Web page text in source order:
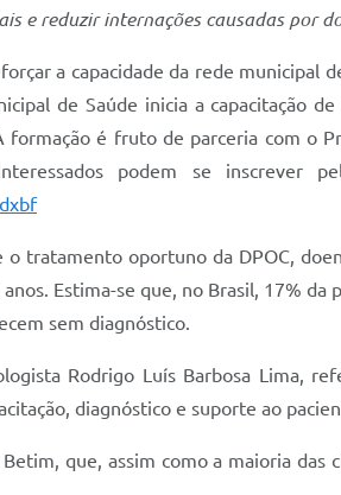
e reduzir internações causadas por
a capacidade da rede municipal
de Saúde inicia a capacitação
formação é fruto de parceria com o
podem se inscrever
tratamento oportuno da DPOC,
Estima-se que, no Brasil, 17%
sem diagnóstico.
Rodrigo Luís Barbosa Lima,
diagnóstico e suporte ao
que, assim como a maioria das